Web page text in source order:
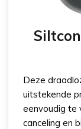
Deze
uitstekende
eenvoudig te
canceling en